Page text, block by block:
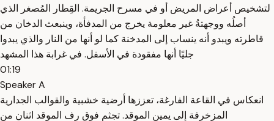
لتشخيص أعراض المريض أو في مسرح الجريمة. القِطار المُصغر الذي
أصلُه ووجهتةُ غير معلومة يخرج من المدفأة، وينبعث الدخان من
قاطرته ويبدو أنه ينساب إلى المدخنة كما لو أنها من النار والذي يبدوا
جليًا أنها مفقودة في الأسفل. في غرابة هذا المشهد
01:19
Speaker A
انعكاس في القاعة الفارغة، تعززها أرضية خشبية والقوالب الجدارية
المزخرفة إلى يمين الموقد. تجثم فوق رف الموقد اثنان من